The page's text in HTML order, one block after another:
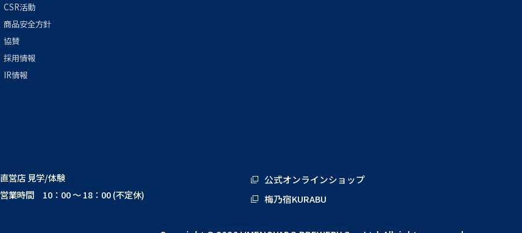
CSR活動
商品安全方針
協賛
採用情報
IR情報
直営店 見学/体験
営業時間 10：00 ～ 18：00 (不定休)
公式オンラインショップ
梅乃宿KURABU